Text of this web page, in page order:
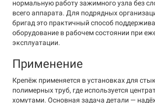
нормальную работу зажимного узла без
всего аппарата. Для подрядных
бригад это практичный способ
оборудование в рабочем состоянии при
эксплуатации.
Применение
Крепёж применяется в установках для
полимерных труб, где используется
хомутами. Основная задача детали —